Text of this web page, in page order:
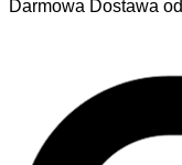
Darmowa Dostawa